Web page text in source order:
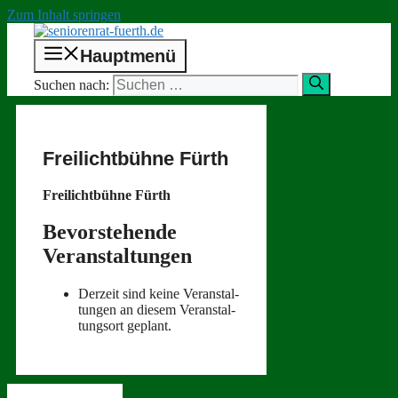
Zum Inhalt springen
Hauptmenü
Suchen nach:
Freilichtbühne Fürth
Freilichtbühne Fürth
Bevorstehende
Veranstaltungen
Derzeit sind keine Ver­anstal­
tun­gen an diesem Ver­anstal­
tung­sort geplant.